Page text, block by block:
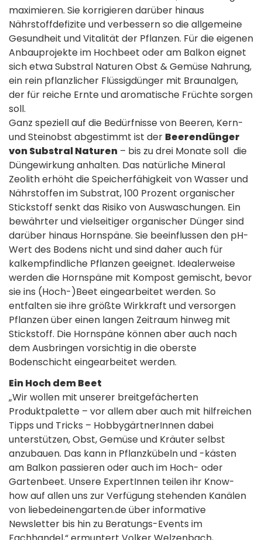
maximieren. Sie korrigieren darüber hinaus
Nährstoffdefizite und verbessern so die allgemeine
Gesundheit und Vitalität der Pflanzen. Für die eigenen
Anbauprojekte im Hochbeet oder am Balkon eignet
sich etwa Substral Naturen Obst & Gemüse Nahrung,
ein rein pflanzlicher Flüssigdünger mit Braunalgen,
der für reiche Ernte und aromatische Früchte sorgen
soll.
Ganz speziell auf die Bedürfnisse von Beeren, Kern-
und Steinobst abgestimmt ist der Beerendünger
von Substral Naturen – bis zu drei Monate soll die
Düngewirkung anhalten. Das natürliche Mineral
Zeolith erhöht die Speicherfähigkeit von Wasser und
Nährstoffen im Substrat, 100 Prozent organischer
Stickstoff senkt das Risiko von Auswaschungen. Ein
bewährter und vielseitiger organischer Dünger sind
darüber hinaus Hornspäne. Sie beeinflussen den pH-
Wert des Bodens nicht und sind daher auch für
kalkempfindliche Pflanzen geeignet. Idealerweise
werden die Hornspäne mit Kompost gemischt, bevor
sie ins (Hoch-)Beet eingearbeitet werden. So
entfalten sie ihre größte Wirkkraft und versorgen
Pflanzen über einen langen Zeitraum hinweg mit
Stickstoff. Die Hornspäne können aber auch nach
dem Ausbringen vorsichtig in die oberste
Bodenschicht eingearbeitet werden.
Ein Hoch dem Beet
„Wir wollen mit unserer breitgefächerten
Produktpalette – vor allem aber auch mit hilfreichen
Tipps und Tricks – HobbygärtnerInnen dabei
unterstützen, Obst, Gemüse und Kräuter selbst
anzubauen. Das kann in Pflanzkübeln und -kästen
am Balkon passieren oder auch im Hoch- oder
Gartenbeet. Unsere ExpertInnen teilen ihr Know-
how auf allen uns zur Verfügung stehenden Kanälen
von liebedeinengarten.de über informative
Newsletter bis hin zu Beratungs-Events im